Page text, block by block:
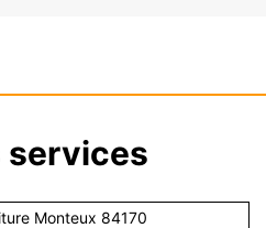
services
Monteux 84170